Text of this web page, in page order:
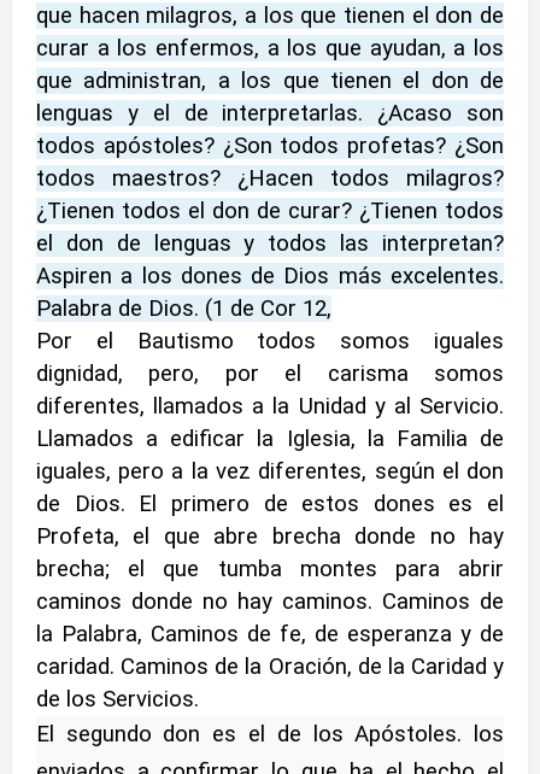
que hacen milagros, a los que tienen el don de
curar a los enfermos, a los que ayudan, a los
que administran, a los que tienen el don de
lenguas y el de interpretarlas. ¿Acaso son
todos apóstoles? ¿Son todos profetas? ¿Son
todos maestros? ¿Hacen todos milagros?
¿Tienen todos el don de curar? ¿Tienen todos
el don de lenguas y todos las interpretan?
Aspiren a los dones de Dios más excelentes.
Palabra de Dios. (1 de Cor 12,
Por el Bautismo todos somos iguales
dignidad, pero, por el carisma somos
diferentes, llamados a la Unidad y al Servicio.
Llamados a edificar la Iglesia, la Familia de
iguales, pero a la vez diferentes, según el don
de Dios. El primero de estos dones es el
Profeta, el que abre brecha donde no hay
brecha; el que tumba montes para abrir
caminos donde no hay caminos. Caminos de
la Palabra, Caminos de fe, de esperanza y de
caridad. Caminos de la Oración, de la Caridad y
de los Servicios.
El segundo don es el de los Apóstoles. los